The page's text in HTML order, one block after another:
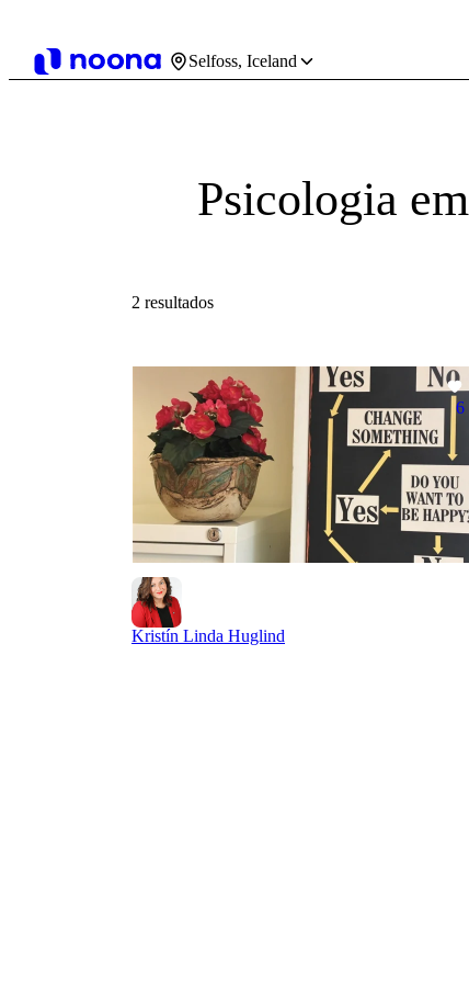
Selfoss, Iceland
Psicologia
2 resultados
6
Kristín Linda Huglind